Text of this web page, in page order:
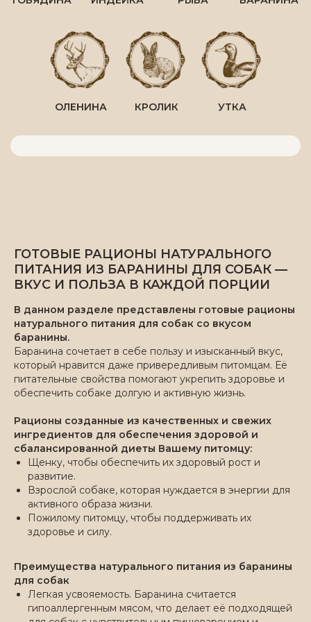
ГОТОВЫЕ РАЦИОНЫ НАТУРАЛЬНОГО
ПИТАНИЯ ИЗ БАРАНИНЫ ДЛЯ СОБАК —
ВКУС И ПОЛЬЗА В КАЖДОЙ ПОРЦИИ
В данном разделе представлены готовые рационы
натурального питания для собак со вкусом
баранины.
Баранина сочетает в себе пользу и изысканный вкус,
который нравится даже привередливым питомцам. Её
питательные свойства помогают укрепить здоровье и
обеспечить собаке долгую и активную жизнь.
Рационы созданные из качественных и свежих
ингредиентов для обеспечения здоровой и
сбалансированной диеты Вашему питомцу:
Щенку, чтобы обеспечить их здоровый рост и
развитие.
Взрослой собаке, которая нуждается в энергии для
активного образа жизни.
Пожилому питомцу, чтобы поддерживать их
здоровье и силу.
Преимущества натурального питания из баранины
для собак
Легкая усвояемость. Баранина считается
гипоаллергенным мясом, что делает её подходящей